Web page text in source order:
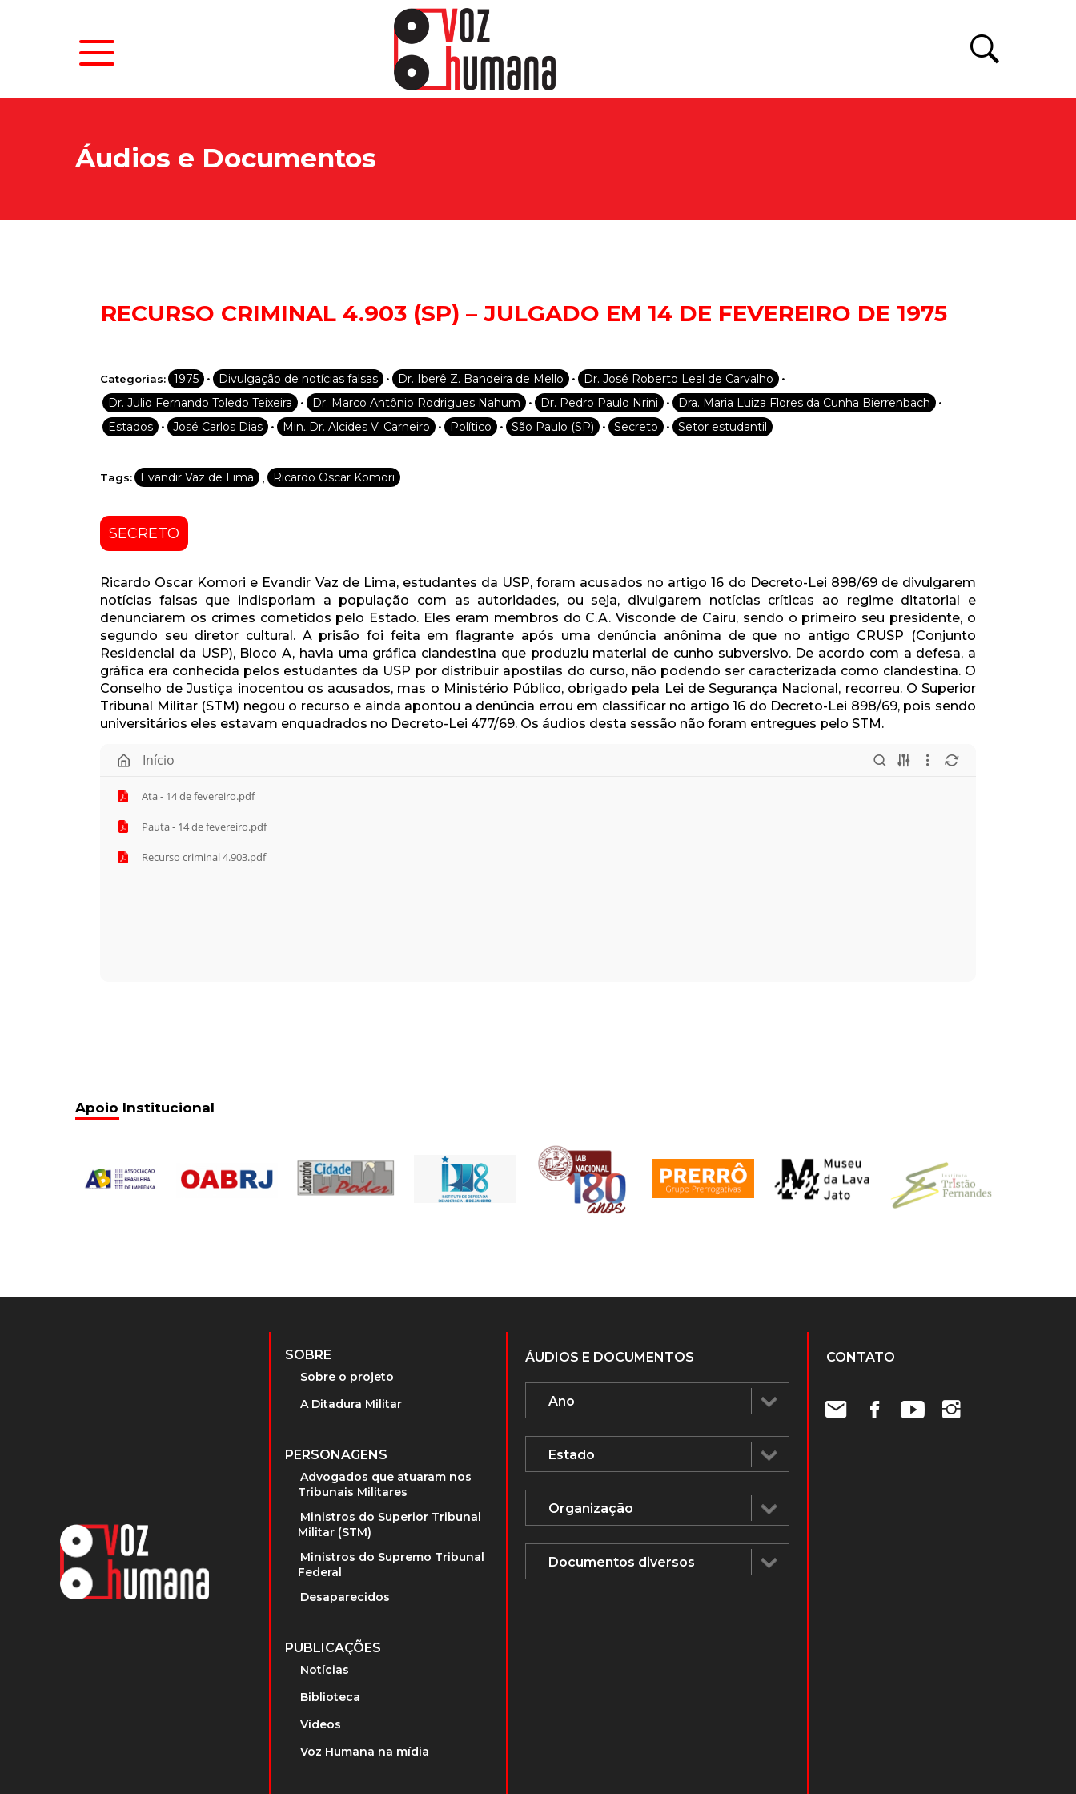
Áudios e Documentos
RECURSO CRIMINAL 4.903 (SP) – JULGADO EM 14 DE FEVEREIRO DE 1975
Categorias: 1975 • Divulgação de notícias falsas • Dr. Iberê Z. Bandeira de Mello • Dr. José Roberto Leal de Carvalho •
Dr. Julio Fernando Toledo Teixeira • Dr. Marco Antônio Rodrigues Nahum • Dr. Pedro Paulo Nrini • Dra. Maria Luiza Flores da Cunha Bierrenbach •
Estados • José Carlos Dias • Min. Dr. Alcides V. Carneiro • Político • São Paulo (SP) • Secreto • Setor estudantil
Tags: Evandir Vaz de Lima , Ricardo Oscar Komori
SECRETO
Ricardo Oscar Komori e Evandir Vaz de Lima, estudantes da USP, foram acusados no artigo 16 do Decreto-Lei 898/69 de divulgarem
notícias falsas que indisporiam a população com as autoridades, ou seja, divulgarem notícias críticas ao regime ditatorial e
denunciarem os crimes cometidos pelo Estado. Eles eram membros do C.A. Visconde de Cairu, sendo o primeiro seu presidente, o
segundo seu diretor cultural. A prisão foi feita em flagrante após uma denúncia anônima de que no antigo CRUSP (Conjunto
Residencial da USP), Bloco A, havia uma gráfica clandestina que produziu material de cunho subversivo. De acordo com a defesa, a
gráfica era conhecida pelos estudantes da USP por distribuir apostilas do curso, não podendo ser caracterizada como clandestina. O
Conselho de Justiça inocentou os acusados, mas o Ministério Público, obrigado pela Lei de Segurança Nacional, recorreu. O Superior
Tribunal Militar (STM) negou o recurso e ainda apontou a denúncia errou em classificar no artigo 16 do Decreto-Lei 898/69, pois sendo
universitários eles estavam enquadrados no Decreto-Lei 477/69. Os áudios desta sessão não foram entregues pelo STM.
Início
Ata - 14 de fevereiro.pdf
Pauta - 14 de fevereiro.pdf
Recurso criminal 4.903.pdf
Apoio Institucional
SOBRE
Sobre o projeto
A Ditadura Militar
PERSONAGENS
Advogados que atuaram nos
Tribunais Militares
Ministros do Superior Tribunal
Militar (STM)
Ministros do Supremo Tribunal
Federal
Desaparecidos
PUBLICAÇÕES
Notícias
Biblioteca
Vídeos
Voz Humana na mídia
ÁUDIOS E DOCUMENTOS CONTATO
Desenvolvido por SendPulse